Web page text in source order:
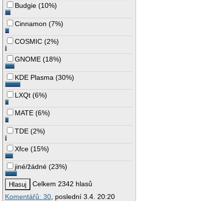
Budgie (10%)
Cinnamon (7%)
COSMIC (2%)
GNOME (18%)
KDE Plasma (30%)
LXQt (6%)
MATE (6%)
TDE (2%)
Xfce (15%)
jiné/žádné (23%)
Celkem 2342 hlasů
Komentářů: 30 , poslední 3.4. 20:20